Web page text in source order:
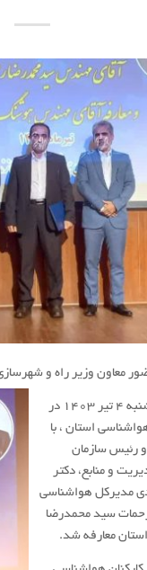
معاون وزیر راه و
به گزارش روابط عمومی هواشناسی مازندران، روز دوشنبه ۴ تیر ۱۴۰۳ در
استان ، با
رئیس سازمان
و منابع، دکتر
مدیرکل هواشناسی
زحمات سید محمدرضا
معارفه شد.